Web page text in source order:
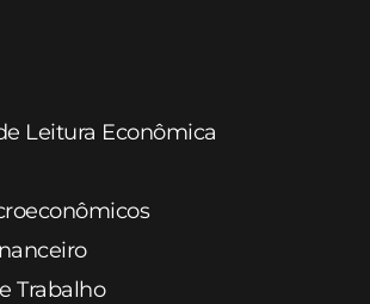
Leitura Econômica
Trabalho